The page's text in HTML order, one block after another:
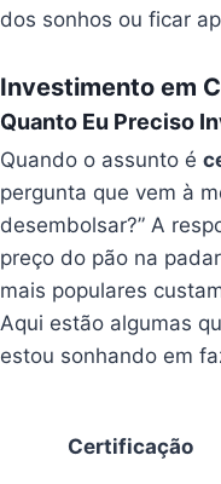
dos sonhos ou ficar
Investimento em
Quanto Eu Preciso
Quando o assunto é
pergunta que vem à
desembolsar?” A
preço do pão na
mais populares
Aqui estão algumas
estou sonhando em
Certificação